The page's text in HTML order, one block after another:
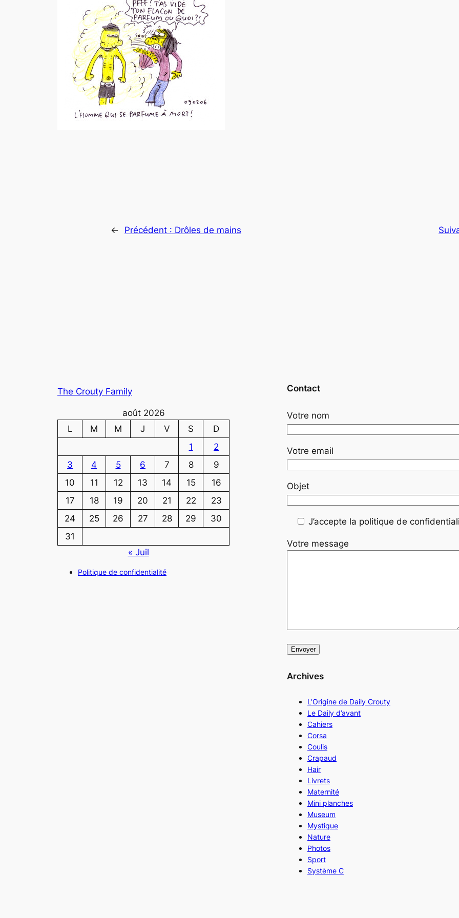
← Précédent : Drôles de mains
The Crouty Family
août 2026
L
M M J V S
D
1
2
3
4 5 6 7 8
9
10
11 12 13 14 15
16
17
18 19 20 21 22
23
24
25 26 27 28 29
30
31
« Juil
Politique de confidentialité
Contact
Votre nom
Votre email
Objet
J’accepte la politique de
Votre message
Archives
L’Origine de Daily Crouty
Le Daily d’avant
Cahiers
Corsa
Coulis
Crapaud
Hair
Livrets
Maternité
Mini planches
Museum
Mystique
Nature
Photos
Sport
Système C